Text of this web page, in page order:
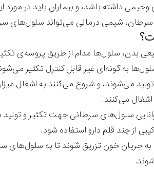
داشته باشد، و بیماران باید در
سرطان، شیمی درمانی می‌تواند سلول‌های
بدن، سلول‌ها مدام از طریق پروسه‌ی
به گونه‌ای غیر قابل کنترل تکثیر
می‌شوند، و شروع می‌کنند به اشغال
اشغال می‌کنند.
سلول‌های سرطانی جهت تکثیر و تولید
از چند قلم دارو استفاده شود.
به جریان خون تزریق شوند تا به